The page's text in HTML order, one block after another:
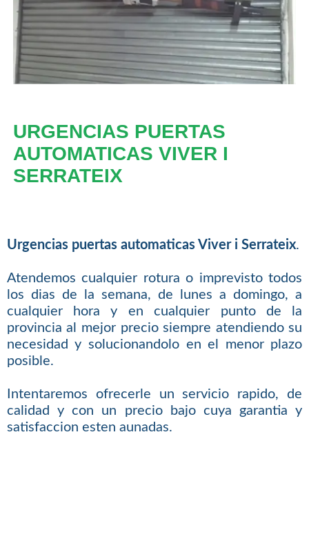
URGENCIAS PUERTAS
AUTOMATICAS VIVER I
SERRATEIX
Urgencias puertas automaticas Viver i Serrateix.
Atendemos cualquier rotura o imprevisto todos
los dias de la semana, de lunes a domingo, a
cualquier hora y en cualquier punto de la
provincia al mejor precio siempre atendiendo su
necesidad y solucionandolo en el menor plazo
posible.
Intentaremos ofrecerle un servicio rapido, de
calidad y con un precio bajo cuya garantia y
satisfaccion esten aunadas.